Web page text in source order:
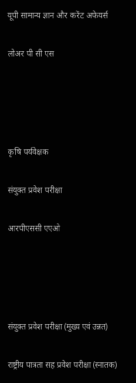
यूपी सामान्य ज्ञान और करेंट अफेयर्स
लोअर पी सी एस
कृषि पर्यवेक्षक
संयुक्त प्रवेश परीक्षा
आरपीएससी एएओ
संयुक्त प्रवेश परीक्षा (मुख्य एवं उन्नत)
राष्ट्रीय पात्रता सह प्रवेश परीक्षा (स्नातक)